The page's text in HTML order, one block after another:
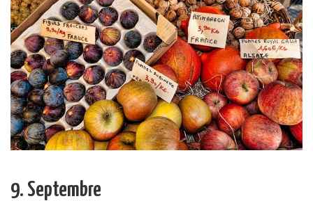
9. Septembre